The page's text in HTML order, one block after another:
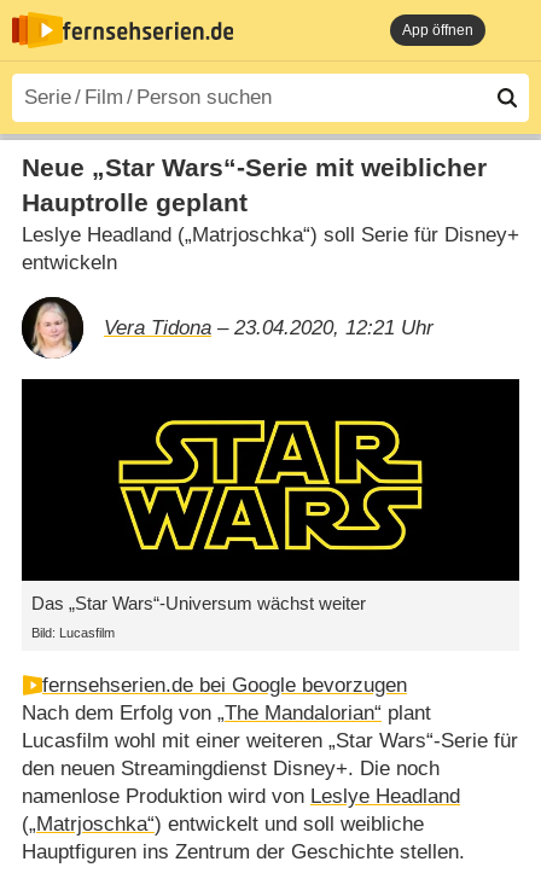
App öffnen
Neue „Star Wars“-Serie mit weiblicher
Hauptrolle geplant
Leslye Headland („Matrjoschka“) soll Serie für Disney+
entwickeln
Vera Tidona– 23.04.2020, 12:21 Uhr
Das „Star Wars“-Universum wächst weiter
Bild: Lucasfilm
fernsehserien.de bei Google bevorzugen
Nach dem Erfolg von „The Mandalorian“ plant
Lucasfilm wohl mit einer weiteren „Star Wars“-Serie für
den neuen Streamingdienst Disney+. Die noch
namenlose Produktion wird von Leslye Headland
(„Matrjoschka“) entwickelt und soll weibliche
Hauptfiguren ins Zentrum der Geschichte stellen.